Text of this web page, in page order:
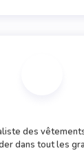
des
dans tout les